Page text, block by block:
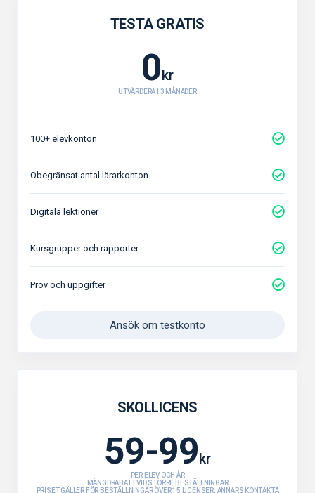
TESTA GRATIS
0kr
UTVÄRDERA I 3 MÅNADER
100+ elevkonton
Obegränsat antal lärarkonton
Digitala lektioner
Kursgrupper och rapporter
Prov och uppgifter
Ansök om testkonto
SKOLLICENS
59-99kr
PER ELEV OCH ÅR
MÄNGDRABATT VID STÖRRE BESTÄLLNINGAR
PRISET GÄLLER FÖR BESTÄLLNINGAR ÖVER 15 LICENSER. ANNARS KONTAKTA